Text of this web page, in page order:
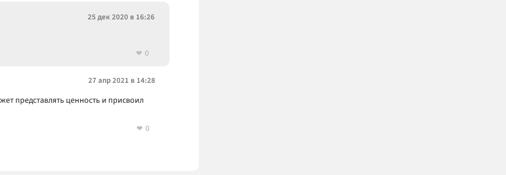
25 дек 2020 в 16:26
0
27 апр 2021 в 14:28
представлять ценность и присвоил
0